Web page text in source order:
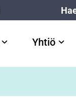
Yhtiö